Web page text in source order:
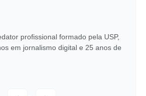
profissional formado pela USP,
em jornalismo digital e 25 anos de